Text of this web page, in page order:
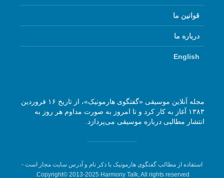
قوانین ما
درباره ما
English
مجله آنلاین موسیقی «گفتگوی هارمونیک»، از تاریخ ۱۶ فروردین
۱۳۸۳ آغاز به کار کرد و تا امروز به صورت مداوم هر روز به
انتشار مطالبی درباره موسیقی می‌پردازد.
استفاده از مطالب گفتگوی هارمونیک با ذکر نام و آدرس سایت مجاز است -
Copyright© 2013-2025 Harmony Talk, All rights reserved.